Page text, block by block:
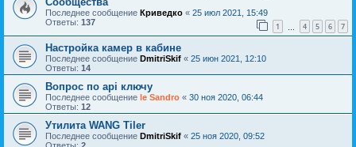
Последнее сообщение Криведко « 25 июл 2021, 15:49
Ответы: 137 1 4 5 6 7
Настройка камер в кабине
Последнее сообщение DmitriSkif « 25 июн 2021, 12:10
Ответы: 14
Вопрос по api ключу
Последнее сообщение le Sandro « 30 ноя 2020, 06:44
Ответы: 12
Утилита WANG Tiler
Последнее сообщение DmitriSkif « 25 ноя 2020, 09:52